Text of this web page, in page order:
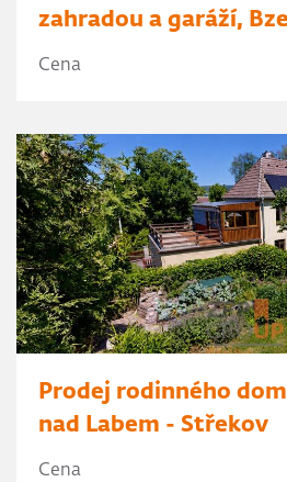
zahradou a garáží,
Cena
Prodej rodinného
nad Labem - Střekov
Cena